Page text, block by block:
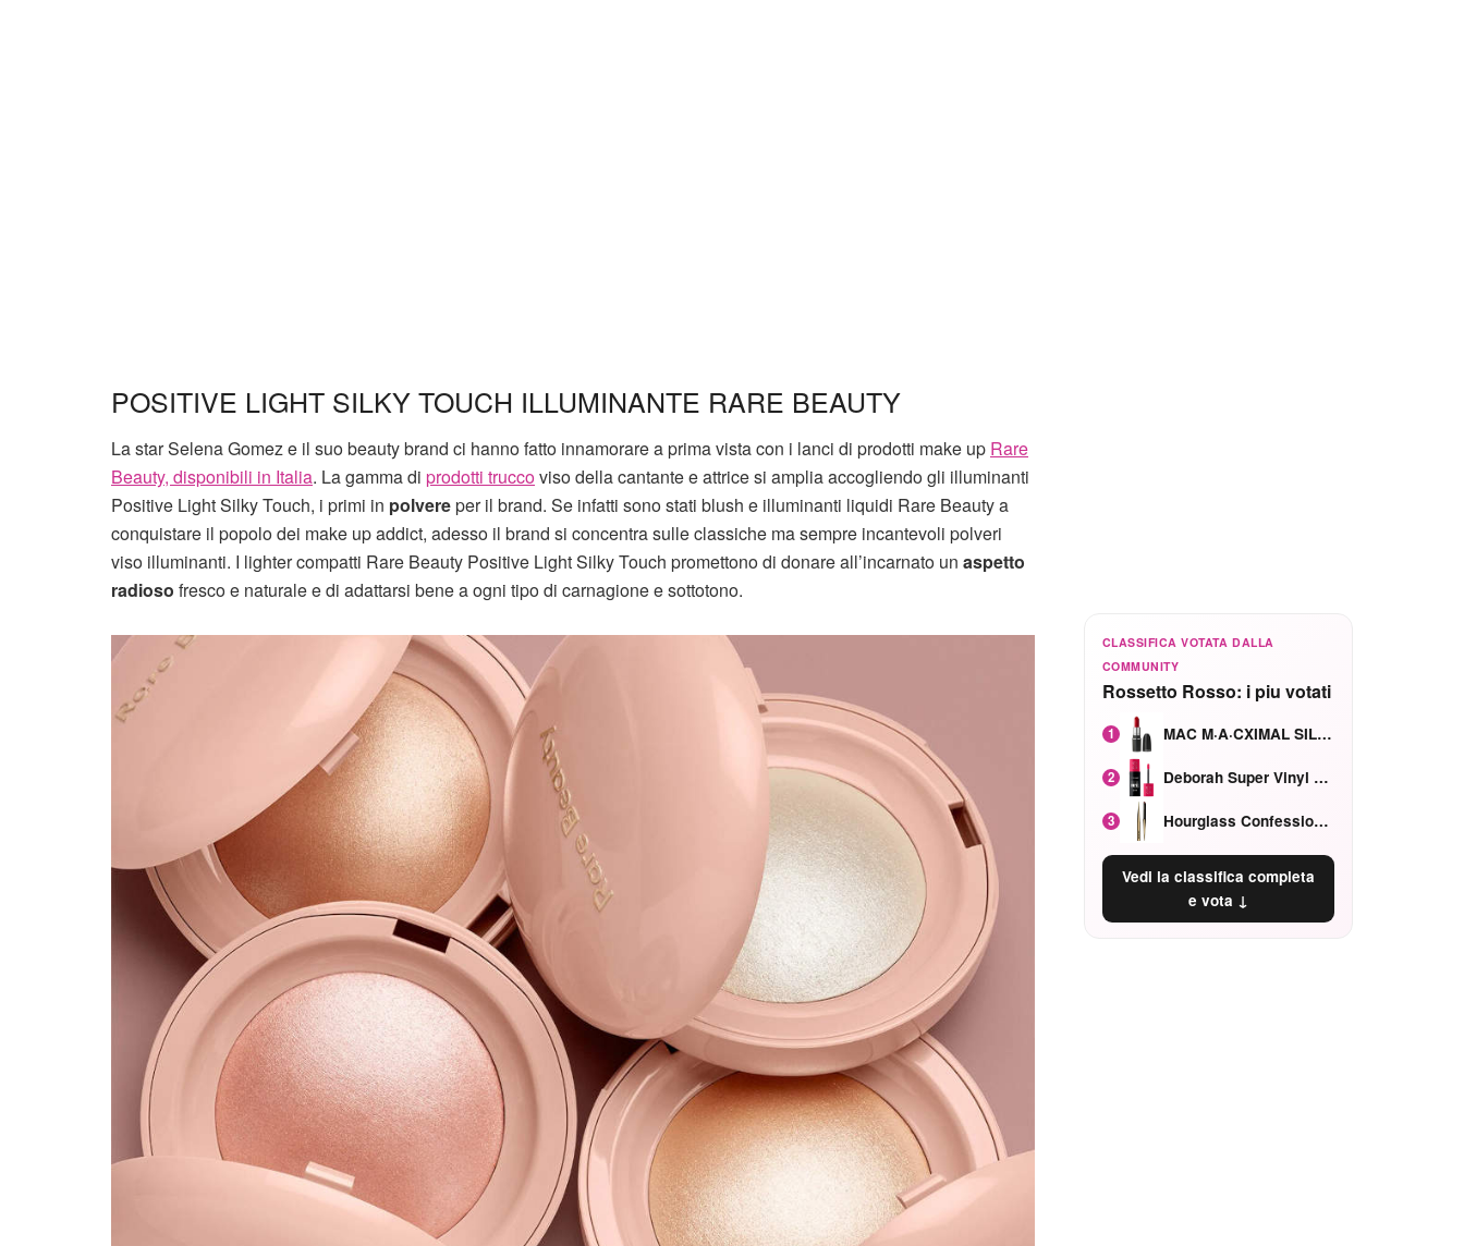
POSITIVE LIGHT SILKY TOUCH ILLUMINANTE RARE BEAUTY
La star Selena Gomez e il suo beauty brand ci hanno fatto innamorare a prima vista con i lanci di prodotti make up Rare
Beauty, disponibili in Italia. La gamma di prodotti truccoviso della cantante e attrice si amplia accogliendo gli illuminanti
Positive Light Silky Touch, i primi in polvereper il brand. Se infatti sono stati blush e illuminanti liquidi Rare Beauty a
conquistare il popolo dei make up addict, adesso il brand si concentra sulle classiche ma sempre incantevoli polveri
viso illuminanti. I lighter compatti Rare Beauty Positive Light Silky Touch promettono di donare all’incarnato un aspetto
radioso fresco e naturale e di adattarsi bene a ogni tipo di carnagione e sottotono.
CLASSIFICA VOTATA DALLA
COMMUNITY
Rossetto Rosso: i piu votati
1 MAC M·A·CXIMAL SILKY MATTE Red Rock mat
2 Deborah Super Vinyl Shake Rosa Ciliegia
3 Hourglass Confession Ricaricabile Ultra Preciso Ad Alta Intensità Secretly Classic Red
Vedi la classifica completa
e vota ↓